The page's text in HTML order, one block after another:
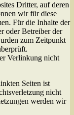
Dritter, auf deren
wir für diese
Für die Inhalte der
oder Betreiber der
zum Zeitpunkt
Verlinkung nicht
Seiten ist
nicht
werden wir